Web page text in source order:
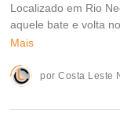
Localizado em Rio
aquele bate e volta
Mais
porCosta Leste